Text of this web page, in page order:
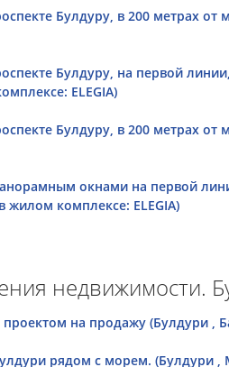
Булдуру, в 200 метрах
Булдуру, на первой
ELEGIA)
Булдуру, в 200 метрах
окнами на первой
жилом комплексе: ELEGIA)
недвижимости.
на продажу (Булдури ,
рядом с морем. (Булдури ,